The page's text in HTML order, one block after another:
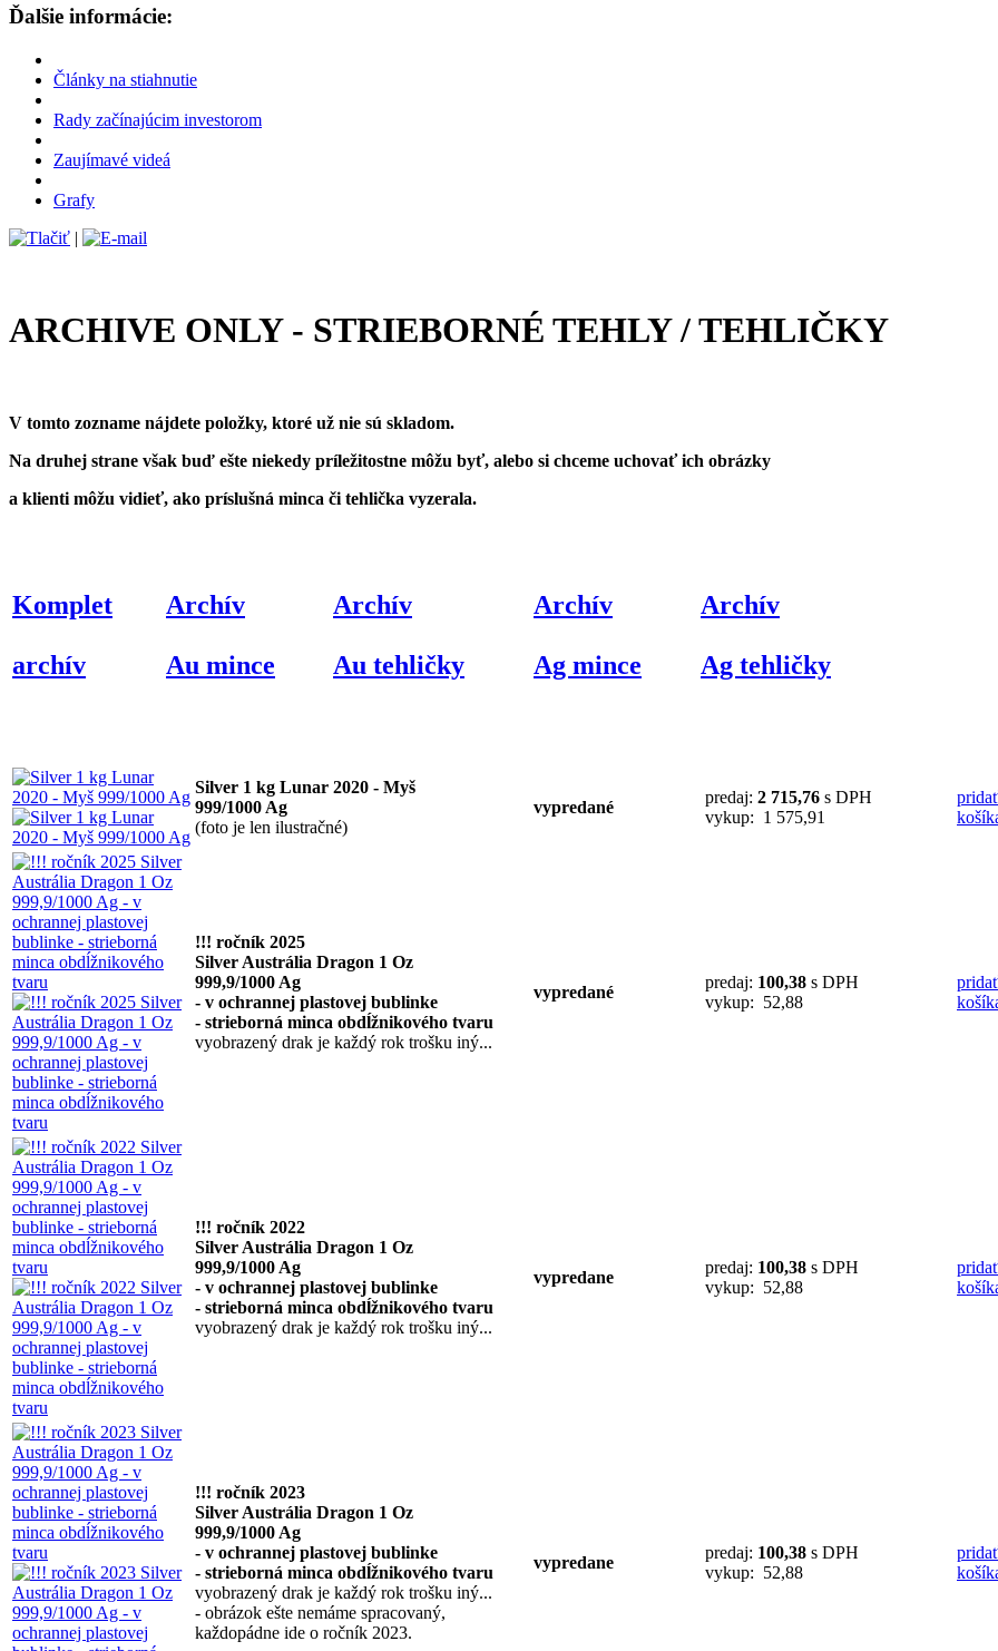
Ďalšie informácie:
Články na stiahnutie
Rady začínajúcim investorom
Zaujímavé videá
Grafy
|
ARCHIVE ONLY - STRIEBORNÉ TEHLY / TEHLIČKY
V tomto zozname nájdete položky, ktoré už nie sú skladom.
Na druhej strane však buď ešte niekedy príležitostne môžu byť, alebo si chceme uchovať ich obrázky
a klienti môžu vidieť, ako príslušná minca či tehlička vyzerala.
Komplet
archív
Archív
Au mince
Archív
Au tehličky
Archív
Ag mince
Archív
Ag tehličky
Silver 1 kg Lunar 2020 - Myš
999/1000 Ag
(foto je len ilustračné)
vypredané
predaj: 2 715,76 s DPH
vykup: 1 575,91
!!! ročník 2025
Silver Austrália Dragon 1 Oz
999,9/1000 Ag
- v ochrannej plastovej bublinke
- strieborná minca obdĺžnikového tvaru
vyobrazený drak je každý rok trošku iný...
vypredané
predaj: 100,38 s DPH
vykup: 52,88
!!! ročník 2022
Silver Austrália Dragon 1 Oz
999,9/1000 Ag
- v ochrannej plastovej bublinke
- strieborná minca obdĺžnikového tvaru
vyobrazený drak je každý rok trošku iný...
vypredane
predaj: 100,38 s DPH
vykup: 52,88
!!! ročník 2023
Silver Austrália Dragon 1 Oz
999,9/1000 Ag
- v ochrannej plastovej bublinke
- strieborná minca obdĺžnikového tvaru
vyobrazený drak je každý rok trošku iný...
- obrázok ešte nemáme spracovaný,
každopádne ide o ročník 2023.
vypredane
predaj: 100,38 s DPH
vykup: 52,88